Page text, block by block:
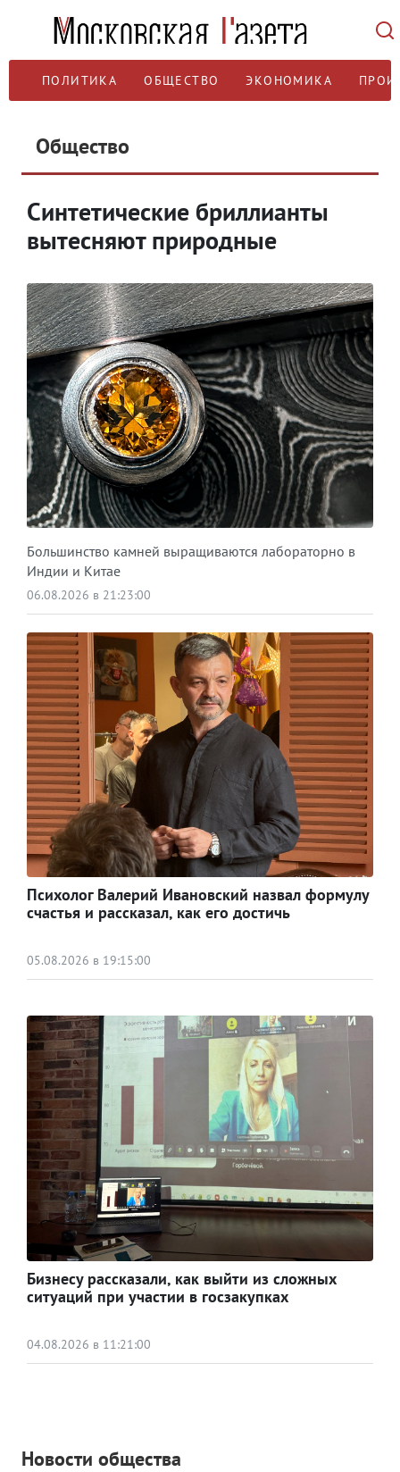
ПОЛИТИКА ОБЩЕСТВО ЭКОНОМИКА
Общество
Синтетические бриллианты
вытесняют природные
Большинство камней выращиваются лабораторно в
Индии и Китае
06.08.2026 в 21:23:00
Психолог Валерий Ивановский назвал формулу
счастья и рассказал, как его достичь
05.08.2026 в 19:15:00
Бизнесу рассказали, как выйти из сложных
ситуаций при участии в госзакупках
04.08.2026 в 11:21:00
Новости общества